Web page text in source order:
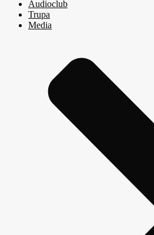
Audioclub
Trupa
Media